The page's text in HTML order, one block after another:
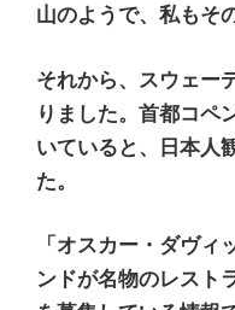
山のようで、私もそ
それから、
スウェー
りました。首都コペ
いていると、日本人
た。
「オスカー・ダヴ
ンドが名物のレスト